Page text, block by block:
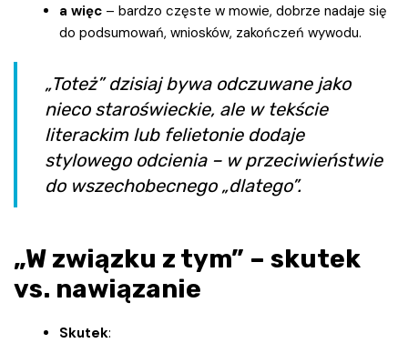
a więc – bardzo częste w mowie, dobrze nadaje się
do podsumowań, wniosków, zakończeń wywodu.
„Toteż” dzisiaj bywa odczuwane jako
nieco staroświeckie, ale w tekście
literackim lub felietonie dodaje
stylowego odcienia – w przeciwieństwie
do wszechobecnego „dlatego”.
„W związku z tym” – skutek
vs. nawiązanie
Skutek: